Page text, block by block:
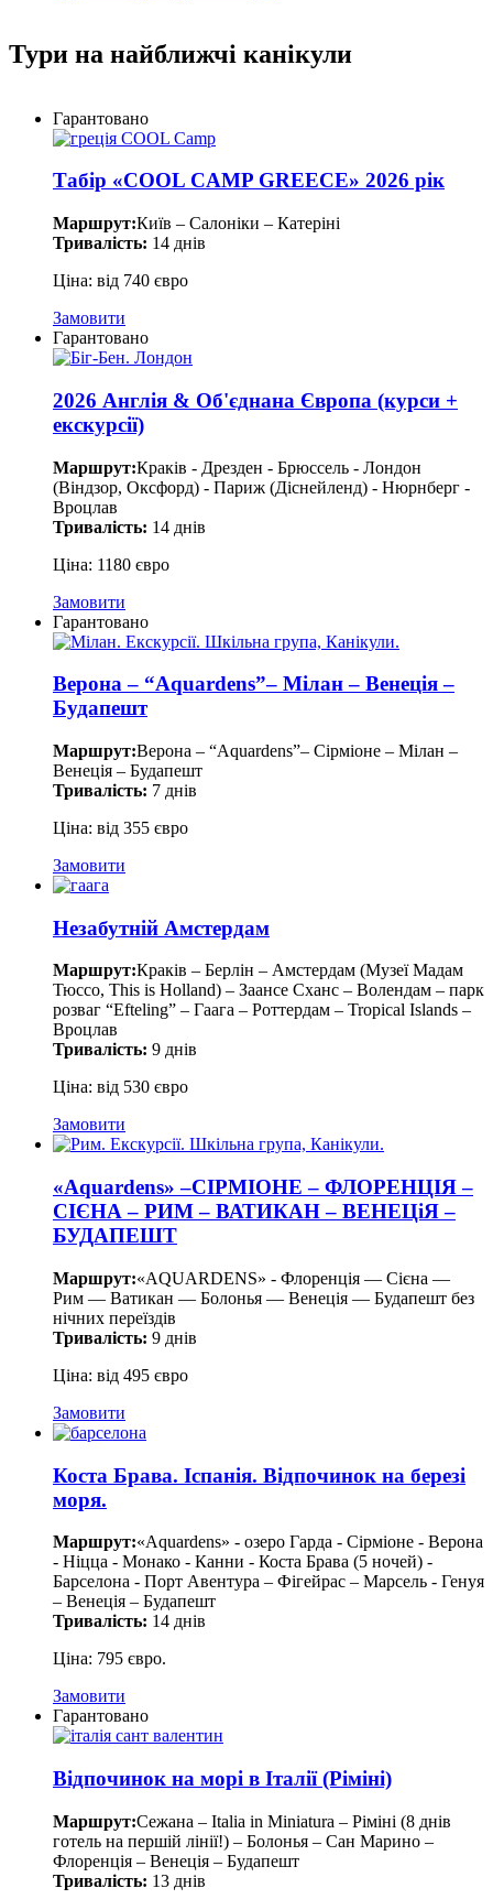
Тури на найближчі канікули
Гарантовано
Табір «COOL CAMP GREECE» 2026 рік
Маршрут:Київ – Салоніки – Катеріні
Тривалість: 14 днів
Ціна: від 740 євро
Замовити
Гарантовано
2026 Англія & Об'єднана Європа (курси +
екскурсії)
Маршрут:Краків - Дрезден - Брюссель - Лондон
(Віндзор, Оксфорд) - Париж (Діснейленд) - Нюрнберг -
Вроцлав
Тривалість: 14 днів
Ціна: 1180 євро
Замовити
Гарантовано
Верона – “Aquardens”– Мілан – Венеція –
Будапешт
Маршрут:Верона – “Aquardens”– Сірміоне – Мілан –
Венеція – Будапешт
Тривалість: 7 днів
Ціна: від 355 євро
Замовити
Незабутній Амстердам
Маршрут:Краків – Берлін – Амстердам (Музеї Мадам
Тюссо, This is Holland) – Заансе Сханс – Волендам – парк
розваг “Efteling” – Гаага – Роттердам – Tropical Islands –
Вроцлав
Тривалість: 9 днів
Ціна: від 530 євро
Замовити
«Aquardens» –СІРМІОНЕ – ФЛОРЕНЦІЯ –
СІЄНА – РИМ – ВАТИКАН – ВЕНЕЦіЯ –
БУДАПЕШТ
Маршрут:«AQUARDENS» - Флоренція — Сієна —
Рим — Ватикан — Болонья — Венеція — Будапешт без
нічних переїздів
Тривалість: 9 днів
Ціна: від 495 євро
Замовити
Коста Брава. Іспанія. Відпочинок на березі
моря.
Маршрут:«Aquardens» - озеро Гарда - Сірміоне - Верона
- Ніцца - Монако - Канни - Коста Брава (5 ночей) -
Барселона - Порт Авентура – Фігейрас – Марсель - Генуя
– Венеція – Будапешт
Тривалість: 14 днів
Ціна: 795 євро.
Замовити
Гарантовано
Відпочинок на морі в Італії (Ріміні)
Маршрут:Сежана – Italia in Miniatura – Ріміні (8 днів
готель на першій лінії!) – Болонья – Сан Марино –
Флоренція – Венеція – Будапешт
Тривалість: 13 днів